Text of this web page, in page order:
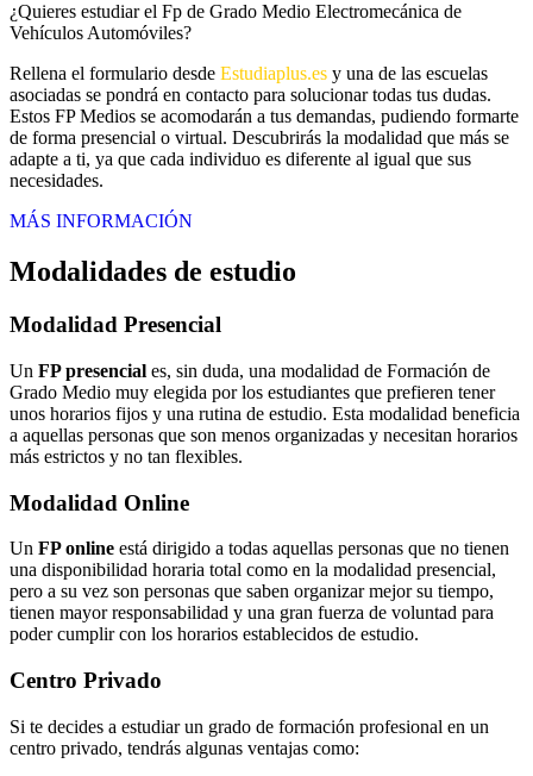
¿Quieres estudiar el Fp de Grado Medio Electromecánica de
Vehículos Automóviles?
Rellena el formulario desde Estudiaplus.es y una de las escuelas
asociadas se pondrá en contacto para solucionar todas tus dudas.
Estos FP Medios se acomodarán a tus demandas, pudiendo formarte
de forma presencial o virtual. Descubrirás la modalidad que más se
adapte a ti, ya que cada individuo es diferente al igual que sus
necesidades.
MÁS INFORMACIÓN
Modalidades de estudio
Modalidad Presencial
Un FP presencial es, sin duda, una modalidad de Formación de
Grado Medio muy elegida por los estudiantes que prefieren tener
unos horarios fijos y una rutina de estudio. Esta modalidad beneficia
a aquellas personas que son menos organizadas y necesitan horarios
más estrictos y no tan flexibles.
Modalidad Online
Un FP online está dirigido a todas aquellas personas que no tienen
una disponibilidad horaria total como en la modalidad presencial,
pero a su vez son personas que saben organizar mejor su tiempo,
tienen mayor responsabilidad y una gran fuerza de voluntad para
poder cumplir con los horarios establecidos de estudio.
Centro Privado
Si te decides a estudiar un grado de formación profesional en un
centro privado, tendrás algunas ventajas como: